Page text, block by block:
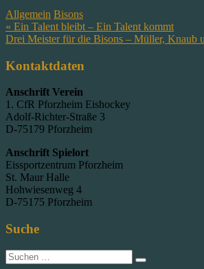
Allgemein Bisons
Beitragsnavigation
« Ein Talent bleibt – Ein Talent kommt
Drei Meister für die Bisons – Müller, Knaub
Kontaktdaten
Anschrift Verein
1. CfR Pforzheim Eishockey
Adolf-Richter-Straße 3
D-75179 Pforzheim
Anschrift Spielort
Eissportzentrum Pforzheim
St. Maur Halle
Hohwiesenweg 4
D-75175 Pforzheim
Suche
Suche